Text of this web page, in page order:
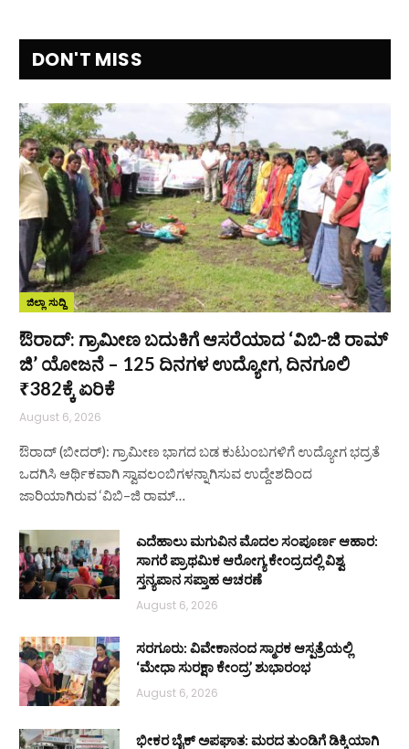
DON'T MISS
ಜಿಲ್ಲಾ ಸುದ್ದಿ
ಔರಾದ್: ಗ್ರಾಮೀಣ ಬದುಕಿಗೆ ಆಸರೆಯಾದ ‘ವಿಬಿ-ಜಿ ರಾಮ್
ಜಿ’ ಯೋಜನೆ – 125 ದಿನಗಳ ಉದ್ಯೋಗ, ದಿನಗೂಲಿ
₹382ಕ್ಕೆ ಏರಿಕೆ
August 6, 2026
ಔರಾದ್ (ಬೀದರ್): ಗ್ರಾಮೀಣ ಭಾಗದ ಬಡ ಕುಟುಂಬಗಳಿಗೆ ಉದ್ಯೋಗ ಭದ್ರತೆ
ಒದಗಿಸಿ ಆರ್ಥಿಕವಾಗಿ ಸ್ವಾವಲಂಬಿಗಳನ್ನಾಗಿಸುವ ಉದ್ದೇಶದಿಂದ
ಜಾರಿಯಾಗಿರುವ ‘ವಿಬಿ–ಜಿ ರಾಮ್…
ಎದೆಹಾಲು ಮಗುವಿನ ಮೊದಲ ಸಂಪೂರ್ಣ ಆಹಾರ:
ಸಾಗರೆ ಪ್ರಾಥಮಿಕ ಆರೋಗ್ಯ ಕೇಂದ್ರದಲ್ಲಿ ವಿಶ್ವ
ಸ್ತನ್ಯಪಾನ ಸಪ್ತಾಹ ಆಚರಣೆ
August 6, 2026
ಸರಗೂರು: ವಿವೇಕಾನಂದ ಸ್ಮಾರಕ ಆಸ್ಪತ್ರೆಯಲ್ಲಿ
‘ಮೇಧಾ ಸುರಕ್ಷಾ ಕೇಂದ್ರ’ ಶುಭಾರಂಭ
August 6, 2026
ಭೀಕರ ಬೈಕ್ ಅಪಘಾತ: ಮರದ ತುಂಡಿಗೆ ಡಿಕ್ಕಿಯಾಗಿ